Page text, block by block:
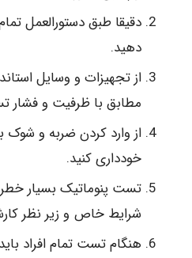
دقیقا طبق دستورالعمل
دهید.
از تجهیزات و وسایل
مطابق با ظرفیت و فشار
از وارد کردن ضربه و
خودداری کنید.
تست پنوماتیک بسیار
شرایط خاص و زیر نظر
هنگام تست تمام افراد